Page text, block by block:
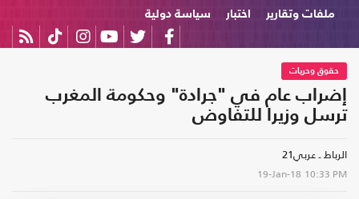
ملفات وتقارير
اختبار سياسة دولية
حقوق وحريات
إضراب عام في "جرادة" وحكومة المغرب
ترسل وزيرا للتفاوض
الرباط ـ عربي21
19-Jan-18 10:33 PM